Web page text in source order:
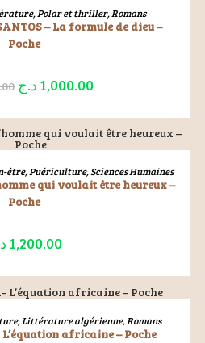
LA SUITE
,Polar et thriller,Romans
– La formule de dieu –
Poche
1,000.00 د.ج
LA SUITE
être, Puériculture,Sciences Humaines
qui voulait être heureux –
Poche
1,200.00
LA SUITE
,Littérature algérienne,Romans
africaine – Poche